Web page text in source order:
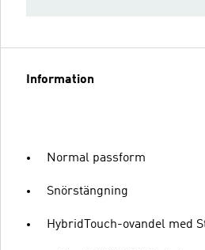
Information
Normal passform
Snörstängning
HybridTouch-ovandel med